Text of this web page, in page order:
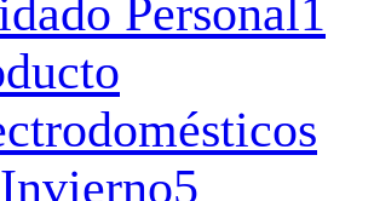
Personal1
5